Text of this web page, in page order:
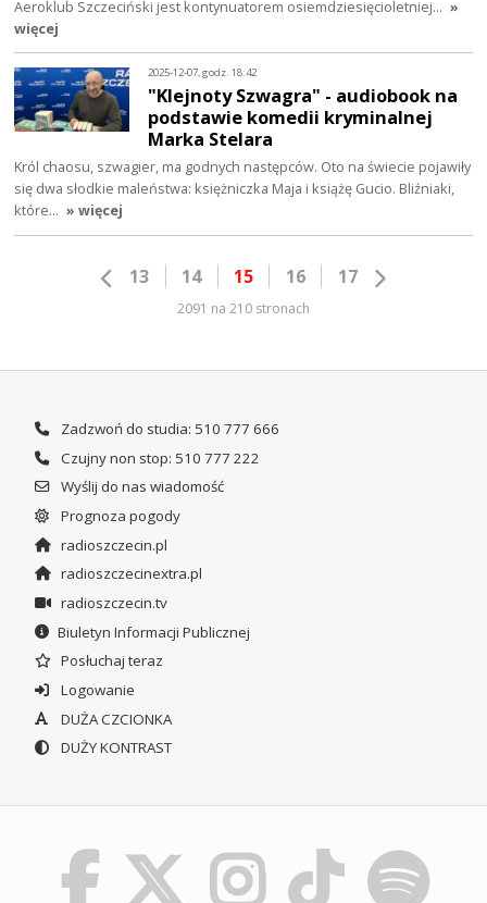
Aeroklub Szczeciński jest kontynuatorem osiemdziesięcioletniej… »
więcej
2025-12-07, godz. 18:42
"Klejnoty Szwagra" - audiobook na
podstawie komedii kryminalnej
Marka Stelara
Król chaosu, szwagier, ma godnych następców. Oto na świecie pojawiły
się dwa słodkie maleństwa: księżniczka Maja i książę Gucio. Bliźniaki,
które… » więcej
13 14 15 16 17
2091 na 210 stronach
Zadzwoń do studia: 510 777 666
Czujny non stop: 510 777 222
Wyślij do nas wiadomość
Prognoza pogody
radioszczecin.pl
radioszczecinextra.pl
radioszczecin.tv
Biuletyn Informacji Publicznej
Posłuchaj teraz
Logowanie
DUŻA CZCIONKA
DUŻY KONTRAST